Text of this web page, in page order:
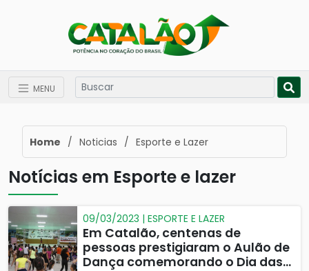
MENU
Home / Noticias / Esporte e Lazer
Notícias em Esporte e lazer
09/03/2023 | ESPORTE E LAZER
Em Catalão, centenas de
pessoas prestigiaram o Aulão de
Dança comemorando o Dia das